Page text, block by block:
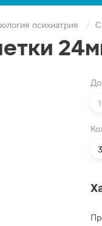
психиатрия